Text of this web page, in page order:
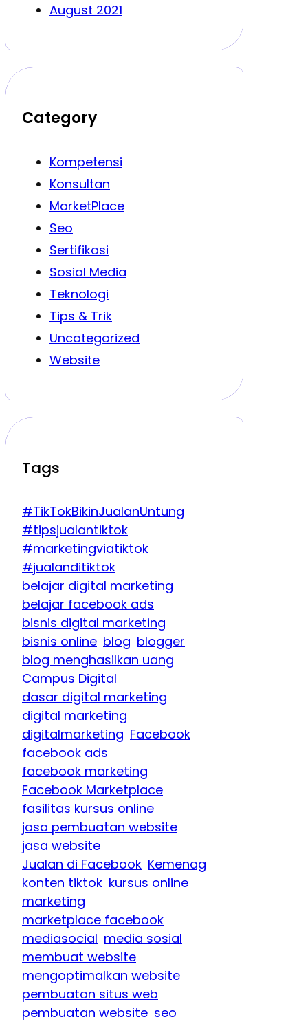
August 2021
Category
Kompetensi
Konsultan
MarketPlace
Seo
Sertifikasi
Sosial Media
Teknologi
Tips & Trik
Uncategorized
Website
Tags
#TikTokBikinJualanUntung
#tipsjualantiktok
#marketingviatiktok
#jualanditiktok
belajar digital marketing
belajar facebook ads
bisnis digital marketing
bisnis online blog blogger
blog menghasilkan uang
Campus Digital
dasar digital marketing
digital marketing
digitalmarketing Facebook
facebook ads
facebook marketing
Facebook Marketplace
fasilitas kursus online
jasa pembuatan website
jasa website
Jualan di Facebook Kemenag
konten tiktok kursus online
marketing
marketplace facebook
mediasocial media sosial
membuat website
mengoptimalkan website
pembuatan situs web
pembuatan website seo